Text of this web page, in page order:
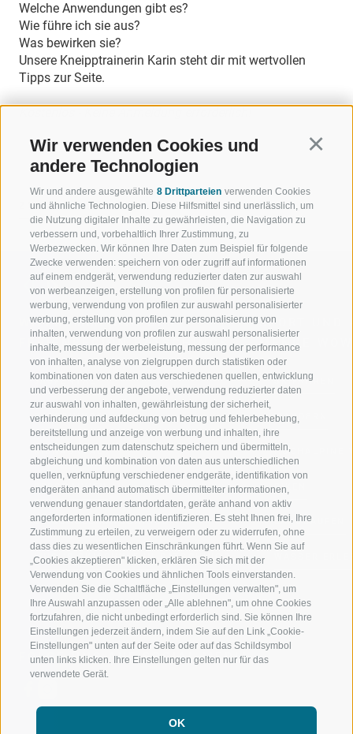
Wir verwenden Cookies und
andere Technologien
Wir und andere ausgewählte 8 Drittparteien verwenden Cookies
und ähnliche Technologien. Diese Hilfsmittel sind unerlässlich, um
die Nutzung digitaler Inhalte zu gewährleisten, die Navigation zu
verbessern und, vorbehaltlich Ihrer Zustimmung, zu
Werbezwecken. Wir können Ihre Daten zum Beispiel für folgende
Zwecke verwenden: speichern von oder zugriff auf informationen
auf einem endgerät, verwendung reduzierter daten zur auswahl
von werbeanzeigen, erstellung von profilen für personalisierte
werbung, verwendung von profilen zur auswahl personalisierter
werbung, erstellung von profilen zur personalisierung von
inhalten, verwendung von profilen zur auswahl personalisierter
inhalte, messung der werbeleistung, messung der performance
von inhalten, analyse von zielgruppen durch statistiken oder
kombinationen von daten aus verschiedenen quellen, entwicklung
und verbesserung der angebote, verwendung reduzierter daten
zur auswahl von inhalten, gewährleistung der sicherheit,
verhinderung und aufdeckung von betrug und fehlerbehebung,
bereitstellung und anzeige von werbung und inhalten, ihre
entscheidungen zum datenschutz speichern und übermitteln,
abgleichung und kombination von daten aus unterschiedlichen
quellen, verknüpfung verschiedener endgeräte, identifikation von
endgeräten anhand automatisch übermittelter informationen,
verwendung genauer standortdaten, geräte anhand von aktiv
angeforderten informationen identifizieren. Es steht Ihnen frei, Ihre
Zustimmung zu erteilen, zu verweigern oder zu widerrufen, ohne
dass dies zu wesentlichen Einschränkungen führt. Wenn Sie auf
„Cookies akzeptieren" klicken, erklären Sie sich mit der
Verwendung von Cookies und ähnlichen Tools einverstanden.
Verwenden Sie die Schaltfläche „Einstellungen verwalten", um
Ihre Auswahl anzupassen oder „Alle ablehnen", um ohne Cookies
fortzufahren, die nicht unbedingt erforderlich sind. Sie können Ihre
Einstellungen jederzeit ändern, indem Sie auf den Link „Cookie-
Einstellungen" unten auf der Seite oder auf das Schildsymbol
unten links klicken. Ihre Einstellungen gelten nur für das
verwendete Gerät.
OK
Welche Anwendungen gibt es?
Wie führe ich sie aus?
Was bewirken sie?
Unsere Kneipptrainerin Karin steht dir mit wertvollen
Tipps zur Seite.
ZURÜCK
WILLKOMMEN IN DER
FERIENREGION RATSCHINGS
JAUFENTAL
RATSCHINGS
RIDNAUNTAL
BERGBAHNEN
SKISCHULE RATSCHINGS
LUISL'S SKISCHULE IN RATSCHINGS
SPORT UND
MENGE
SKIFAHREN
WANDERN
HOCHALPINE
BIKEN
LANGLAUFEN
FOLGE UNS AUF SOCIAL MEDIA